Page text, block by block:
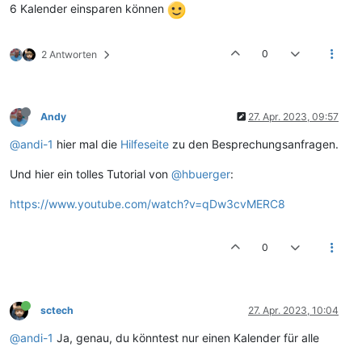
6 Kalender einsparen können
2 Antworten 0
Andy 27. Apr. 2023, 09:57
@andi-1 hier mal die Hilfeseite zu den Besprechungsanfragen.
Und hier ein tolles Tutorial von @hbuerger:
https://www.youtube.com/watch?v=qDw3cvMERC8
0
sctech 27. Apr. 2023, 10:04
@andi-1 Ja, genau, du könntest nur einen Kalender für alle